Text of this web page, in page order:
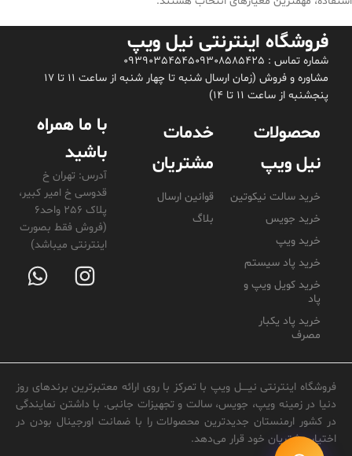
فروشگاه اینترنتی نیل ویپ
شماره تماس : 09308585425
09390354545
مشاوره و فروش (زمان ارسال شنبه تا چهار شنبه از ساعت 11 تا 17
پنجشنبه از ساعت 11 تا 14)
محصولات
نیل ویپ
خرید سالت نیکوتین
خرید جویس
خرید ویپ
خرید پاد سیستم
خرید کویل ویپ و
پاد
خرید پاد یکبار
مصرف
خدمات
مشتریان
قوانین ارسال
بلاگ
با ما همراه
باشید
آدرس: تهران خ
قدوسی خ امیر کبیر،
پلاک 256 واحد6
(فروش فقط بصورت
اینترنتی میباشد)
فروشگاه اینترنتی نیــــل ویپ با تمرکز با روی ارائه معتبرترین برندهای روز
دنیا در زمینه ویپ، جویس، سالت و تجهیزات جانبی. با داشتن نمایندگی
در کشور ارمنستان جدید‌ترین محصولات را با ضمانت اورجینال بودن در
اختیار مشتریان خود قرار می‌دهد.